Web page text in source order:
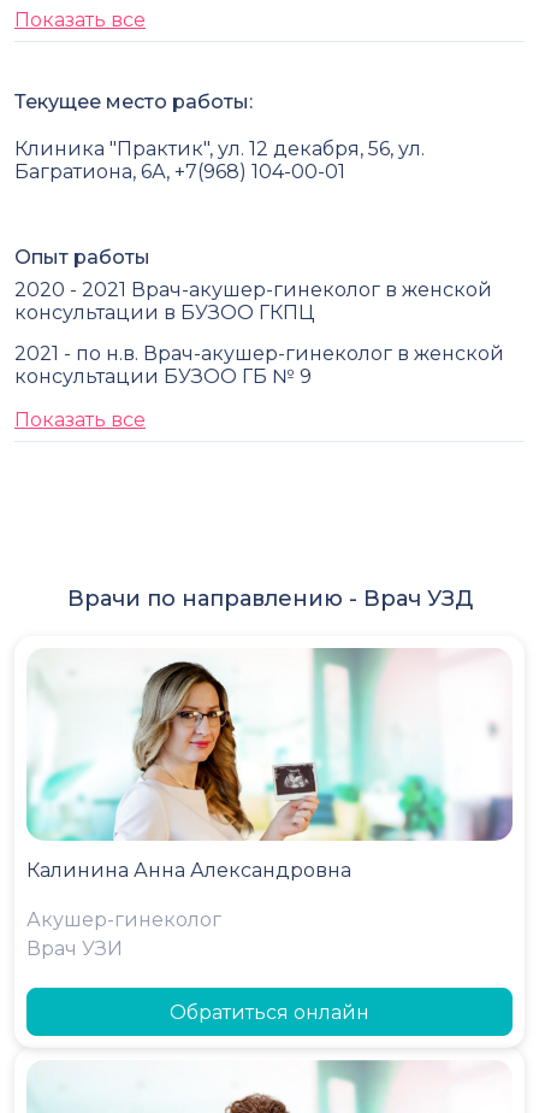
Показать все
Текущее место работы:
Клиника "Практик", ул. 12 декабря, 56, ул.
Багратиона, 6А, +7(968) 104-00-01
Опыт работы
2020 - 2021 Врач-акушер-гинеколог в женской
консультации в БУЗОО ГКПЦ
2021 - по н.в. Врач-акушер-гинеколог в женской
консультации БУЗОО ГБ № 9
Показать все
Врачи по направлению - Врач УЗД
Калинина Анна Александровна
Акушер-гинеколог
Врач УЗИ
Обратиться онлайн